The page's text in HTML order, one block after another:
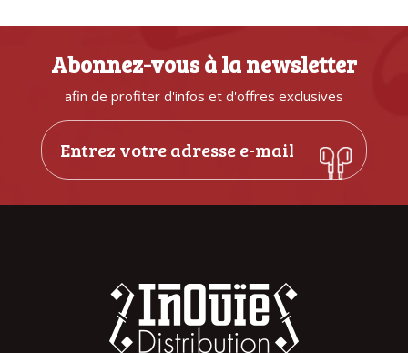
Abonnez-vous à la newsletter
afin de profiter d'infos et d'offres exclusives